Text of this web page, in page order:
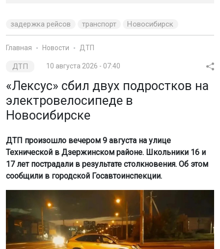
задержка рейсов транспорт Новосибирск
Главная Новости ДТП
ДТП 10 августа 2026 - 07:40
«Лексус» сбил двух подростков на
электровелосипеде в
Новосибирске
ДТП произошло вечером 9 августа на улице
Технической в Дзержинском районе. Школьники 16 и
17 лет пострадали в результате столкновения. Об этом
сообщили в городской Госавтоинспекции.